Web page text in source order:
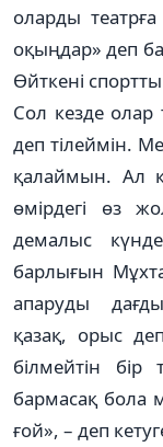
оларды
оқыңдар» деп
Өйткені
Сол кезде олар
деп тілеймін.
қалаймын. Ал
өмірдегі өз
демалыс
барлығын
апаруды
қазақ, орыс
білмейтін бір
бармасақ бола
ғой», – деп